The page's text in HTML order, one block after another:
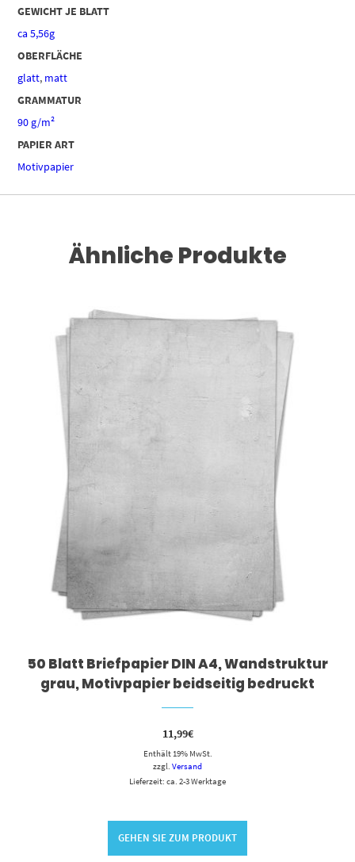
GEWICHT JE BLATT
ca 5,56g
OBERFLÄCHE
glatt, matt
GRAMMATUR
90 g/m²
PAPIER ART
Motivpapier
Ähnliche Produkte
50 Blatt Briefpapier DIN A4, Wandstruktur
grau, Motivpapier beidseitig bedruckt
11,99€
Enthält 19% MwSt.
zzgl. Versand
Lieferzeit: ca. 2-3 Werktage
GEHEN SIE ZUM PRODUKT